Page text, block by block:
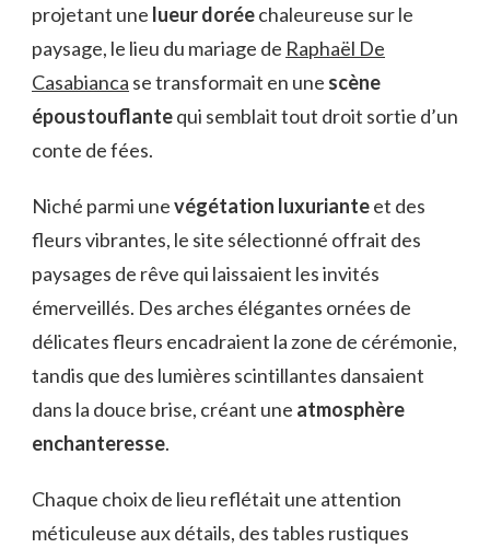
projetant une lueur doréechaleureuse sur le
paysage, le lieu du mariage de Raphaël De
Casabianca se transformait en une scène
époustouflantequi semblait tout droit sortie d’un
conte de fées.
Niché parmi unevégétation luxurianteet des
fleurs vibrantes, le site sélectionné offrait des
paysages de rêve qui laissaient les invités
émerveillés. Des arches élégantes ornées de
délicates fleurs encadraient la zone de cérémonie,
tandis que des lumières scintillantes dansaient
dans la douce brise, créant une atmosphère
enchanteresse.
Chaque choix de lieu reflétait une attention
méticuleuse aux détails, des tables rustiques